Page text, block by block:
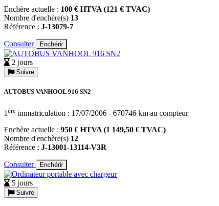
Enchère actuelle : 100 € HTVA (121 € TVAC)
Nombre d'enchère(s) 13
Référence : J-13079-7
Consulter Enchérir
2 jours
Suivre
AUTOBUS VANHOOL 916 SN2
1 ère immatriculation : 17/07/2006 - 670746 km au compteur
Enchère actuelle : 950 € HTVA (1 149,50 € TVAC)
Nombre d'enchère(s) 12
Référence : J-13001-13114-V3R
Consulter Enchérir
5 jours
Suivre